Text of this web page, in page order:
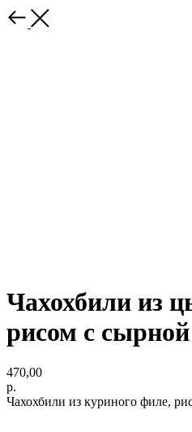
Чахохбили из
рисом с
470,00
р.
Чахохбили из куриного филе,